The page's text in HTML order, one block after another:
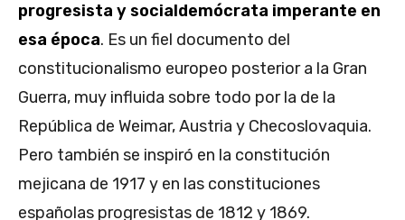
progresista y socialdemócrata imperante en
esa época. Es un fiel documento del
constitucionalismo europeo posterior a la Gran
Guerra, muy influida sobre todo por la de la
República de Weimar, Austria y Checoslovaquia.
Pero también se inspiró en la constitución
mejicana de 1917 y en las constituciones
españolas progresistas de 1812 y 1869.